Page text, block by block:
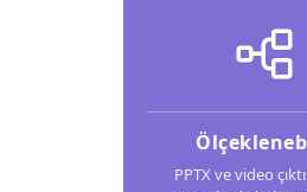
PPTX ve video